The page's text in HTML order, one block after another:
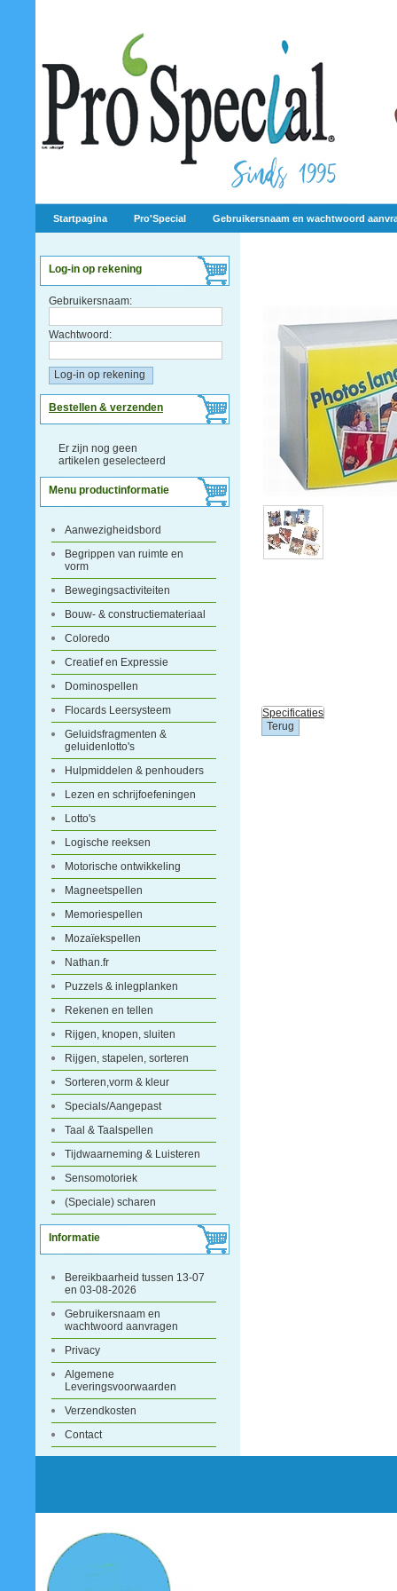
Startpagina Pro'Special Gebruikersnaam en wachtwoord
Log-in op rekening
Gebruikersnaam:
Wachtwoord:
Bestellen & verzenden
Er zijn nog geen
artikelen geselecteerd
Menu productinformatie
Aanwezigheidsbord
Begrippen van ruimte en
vorm
Bewegingsactiviteiten
Bouw- & constructiemateriaal
Coloredo
Creatief en Expressie
Dominospellen
Flocards Leersysteem
Geluidsfragmenten &
geluidenlotto's
Hulpmiddelen & penhouders
Lezen en schrijfoefeningen
Lotto's
Logische reeksen
Motorische ontwikkeling
Magneetspellen
Memoriespellen
Mozaïekspellen
Nathan.fr
Puzzels & inlegplanken
Rekenen en tellen
Rijgen, knopen, sluiten
Rijgen, stapelen, sorteren
Sorteren,vorm & kleur
Specials/Aangepast
Taal & Taalspellen
Tijdwaarneming & Luisteren
Sensomotoriek
(Speciale) scharen
Informatie
Bereikbaarheid tussen 13-07
en 03-08-2026
Gebruikersnaam en
wachtwoord aanvragen
Privacy
Algemene
Leveringsvoorwaarden
Verzendkosten
Contact
Specificaties